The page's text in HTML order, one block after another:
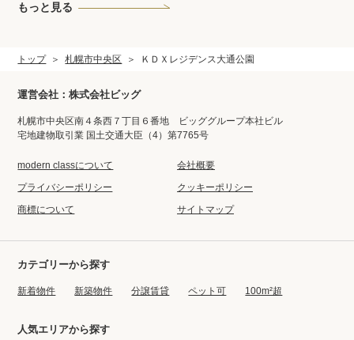
もっと見る
トップ 札幌市中央区 ＫＤＸレジデンス大通公園
運営会社：株式会社ビッグ
札幌市中央区南４条西７丁目６番地 ビッググループ本社ビル
宅地建物取引業 国土交通大臣（4）第7765号
modern classについて
会社概要
プライバシーポリシー
クッキーポリシー
商標について
サイトマップ
カテゴリーから探す
新着物件 新築物件 分譲賃貸 ペット可 100m²超
人気エリアから探す